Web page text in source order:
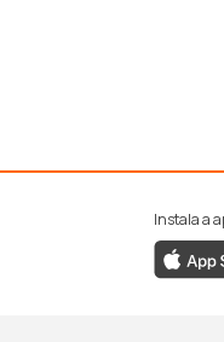
Instala a